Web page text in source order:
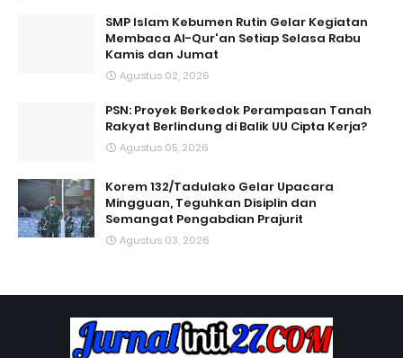
SMP Islam Kebumen Rutin Gelar Kegiatan
Membaca Al-Qur'an Setiap Selasa Rabu
Kamis dan Jumat
Agustus 02, 2026
PSN: Proyek Berkedok Perampasan Tanah
Rakyat Berlindung di Balik UU Cipta Kerja?
Agustus 05, 2026
Korem 132/Tadulako Gelar Upacara
Mingguan, Teguhkan Disiplin dan
Semangat Pengabdian Prajurit
Agustus 03, 2026